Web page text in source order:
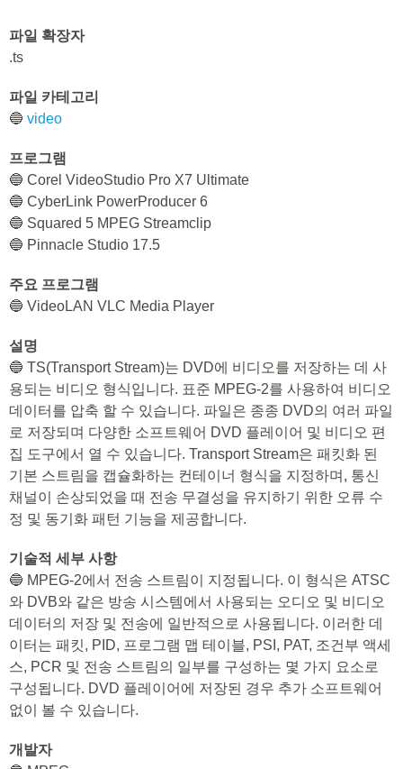
파일 확장자
.ts
파일 카테고리
🔵 video
프로그램
🔵 Corel VideoStudio Pro X7 Ultimate
🔵 CyberLink PowerProducer 6
🔵 Squared 5 MPEG Streamclip
🔵 Pinnacle Studio 17.5
주요 프로그램
🔵 VideoLAN VLC Media Player
설명
🔵 TS(Transport Stream)는 DVD에 비디오를 저장하는 데 사
용되는 비디오 형식입니다. 표준 MPEG-2를 사용하여 비디오
데이터를 압축 할 수 있습니다. 파일은 종종 DVD의 여러 파일
로 저장되며 다양한 소프트웨어 DVD 플레이어 및 비디오 편
집 도구에서 열 수 있습니다. Transport Stream은 패킷화 된
기본 스트림을 캡슐화하는 컨테이너 형식을 지정하며, 통신
채널이 손상되었을 때 전송 무결성을 유지하기 위한 오류 수
정 및 동기화 패턴 기능을 제공합니다.
기술적 세부 사항
🔵 MPEG-2에서 전송 스트림이 지정됩니다. 이 형식은 ATSC
와 DVB와 같은 방송 시스템에서 사용되는 오디오 및 비디오
데이터의 저장 및 전송에 일반적으로 사용됩니다. 이러한 데
이터는 패킷, PID, 프로그램 맵 테이블, PSI, PAT, 조건부 액세
스, PCR 및 전송 스트림의 일부를 구성하는 몇 가지 요소로
구성됩니다. DVD 플레이어에 저장된 경우 추가 소프트웨어
없이 볼 수 있습니다.
개발자